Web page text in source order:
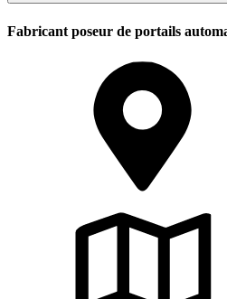
Fabricant poseur de portails